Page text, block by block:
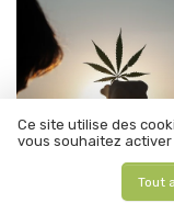
Ce site utilise des
vous souhaitez activer
Tout